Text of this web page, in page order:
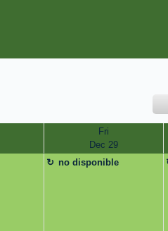
Fri
Dec 29
no disponible